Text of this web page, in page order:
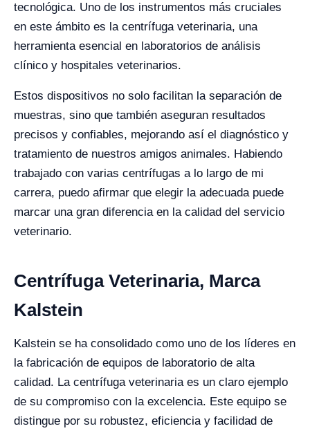
tecnológica. Uno de los instrumentos más cruciales
en este ámbito es la centrífuga veterinaria, una
herramienta esencial en laboratorios de análisis
clínico y hospitales veterinarios.
Estos dispositivos no solo facilitan la separación de
muestras, sino que también aseguran resultados
precisos y confiables, mejorando así el diagnóstico y
tratamiento de nuestros amigos animales. Habiendo
trabajado con varias centrífugas a lo largo de mi
carrera, puedo afirmar que elegir la adecuada puede
marcar una gran diferencia en la calidad del servicio
veterinario.
Centrífuga Veterinaria, Marca
Kalstein
Kalstein se ha consolidado como uno de los líderes en
la fabricación de equipos de laboratorio de alta
calidad. La centrífuga veterinaria es un claro ejemplo
de su compromiso con la excelencia. Este equipo se
distingue por su robustez, eficiencia y facilidad de